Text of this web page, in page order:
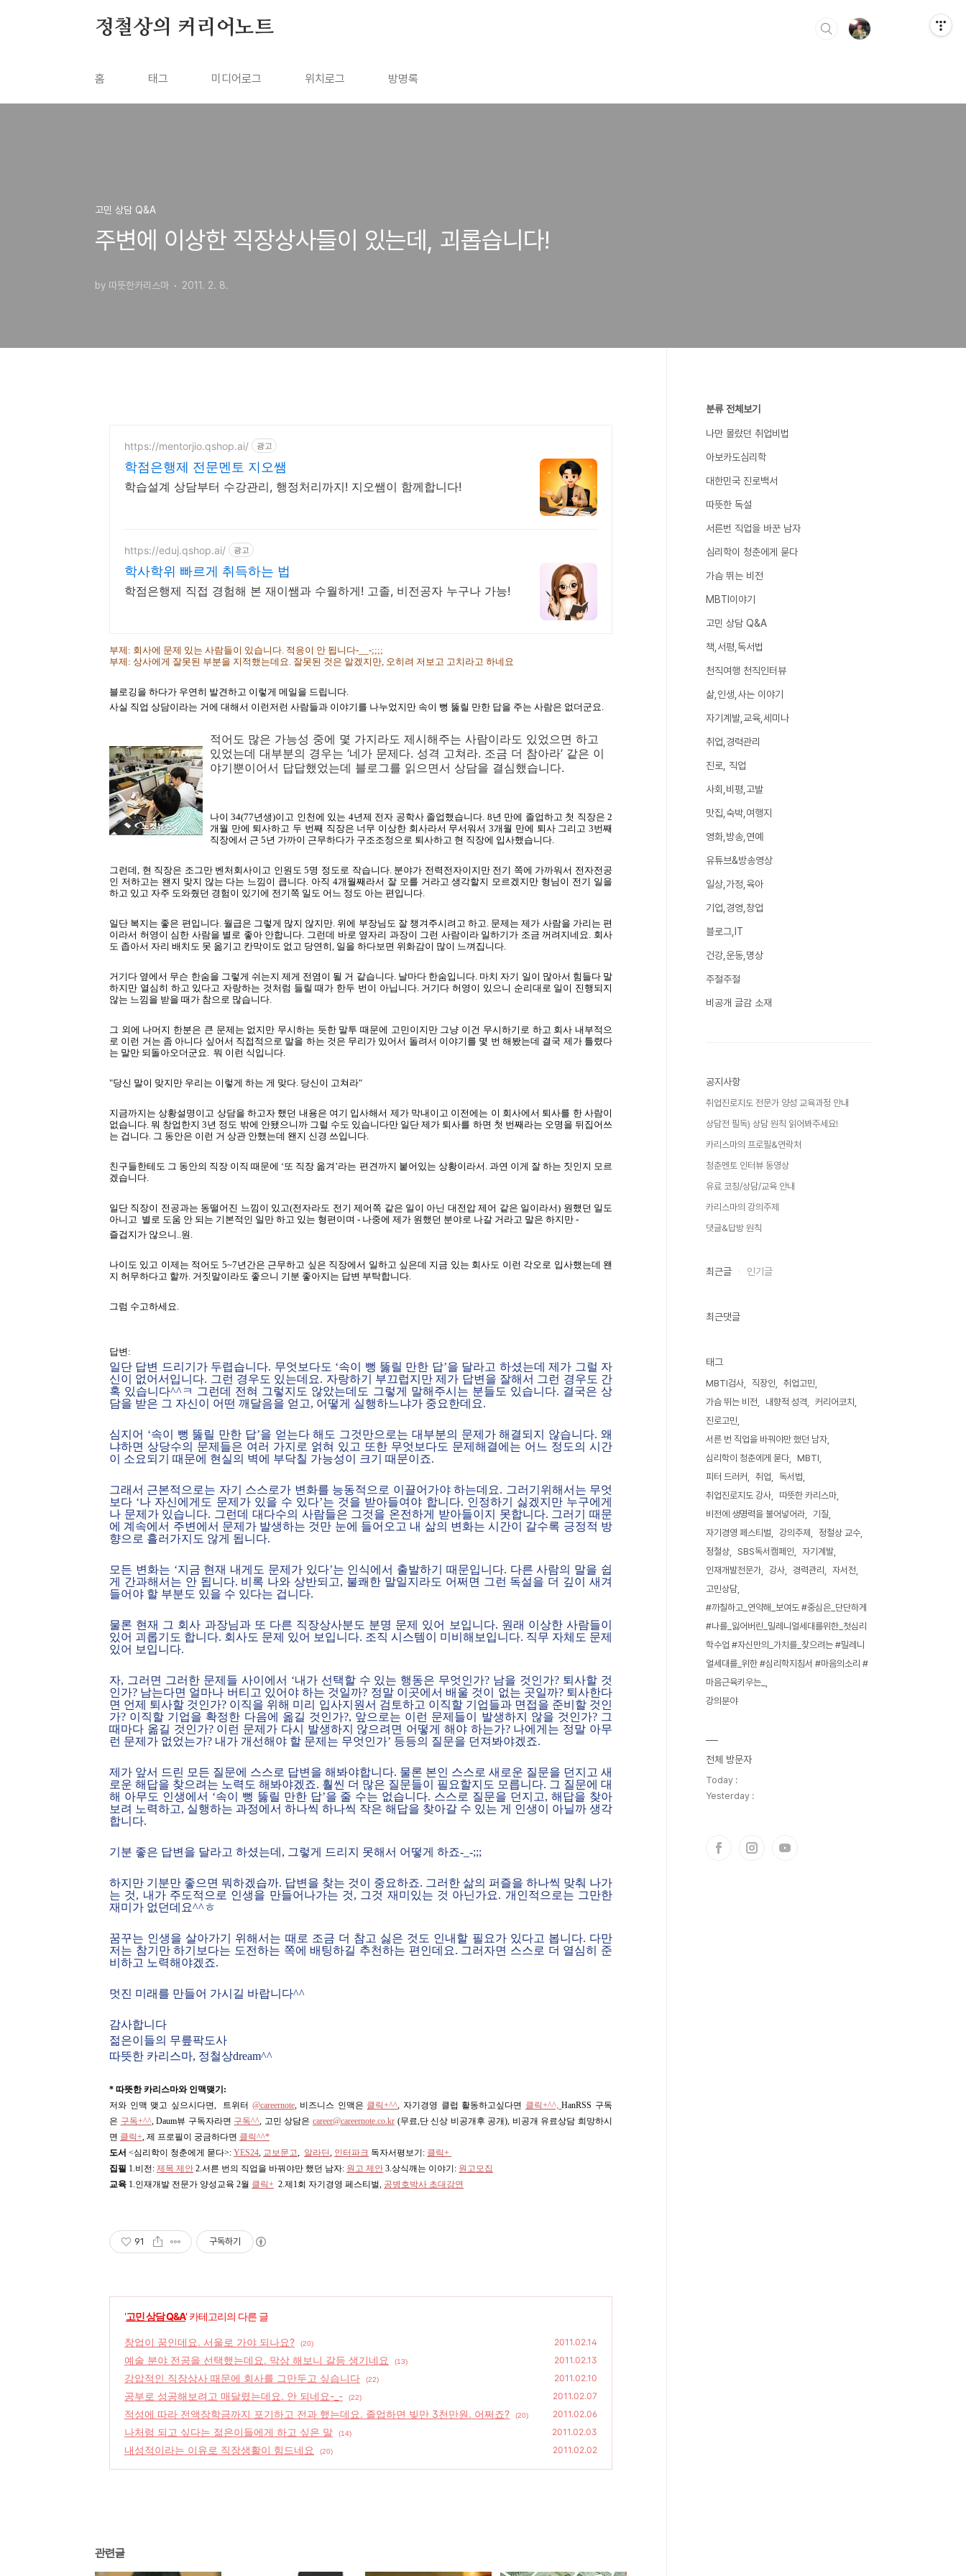
정철상의 커리어노트
홈 태그 미디어로그 위치로그 방명록
고민 상담 Q&A
주변에 이상한 직장상사들이 있는데, 괴롭습니다!
by 따뜻한카리스마 2011. 2. 8.
https://mentorjio.qshop.ai/ 광고
학점은행제 전문멘토 지오쌤
학습설계 상담부터 수강관리, 행정처리까지! 지오쌤이 함께합니다!
https://eduj.qshop.ai/ 광고
학사학위 빠르게 취득하는 법
학점은행제 직접 경험해 본 재이쌤과 수월하게! 고졸, 비전공자 누구나 가능!
부제: 회사에 문제 있는 사람들이 있습니다. 적응이 안 됩니다-__-;;;;
부제: 상사에게 잘못된 부분을 지적했는데요. 잘못된 것은 알겠지만, 오히려 저보고 고치라고 하네요
블로깅을 하다가 우연히 발견하고 이렇게 메일을 드립니다.
사실 직업 상담이라는 거에 대해서 이런저런 사람들과 이야기를 나누었지만 속이 뻥 뚫릴 만한 답을 주는 사람은 없더군요.
적어도 많은 가능성 중에 몇 가지라도 제시해주는 사람이라도 있었으면 하고
있었는데 대부분의 경우는 ‘네가 문제다. 성격 고쳐라. 조금 더 참아라’ 같은 이
야기뿐이어서 답답했었는데 블로그를 읽으면서 상담을 결심했습니다.
나이 34(77년생)이고 인천에 있는 4년제 전자 공학사 졸업했습니다. 8년 만에 졸업하고 첫 직장은 2
개월 만에 퇴사하고 두 번째 직장은 너무 이상한 회사라서 무서워서 3개월 만에 퇴사 그리고 3번째
직장에서 근 5년 가까이 근무하다가 구조조정으로 퇴사하고 현 직장에 입사했습니다.
그런데, 현 직장은 조그만 벤처회사이고 인원도 5명 정도로 작습니다. 분야가 전력전자이지만 전기 쪽에 가까워서 전자전공
인 저하고는 왠지 맞지 않는 다는 느낌이 큽니다. 아직 4개월째라서 잘 모를 거라고 생각할지 모르겠지만 형님이 전기 일을
하고 있고 자주 도와줬던 경험이 있기에 전기쪽 일도 어느 정도 아는 편입니다.
일단 복지는 좋은 편입니다. 월급은 그렇게 많지 않지만. 위에 부장님도 잘 챙겨주시려고 하고. 문제는 제가 사람을 가리는 편
이라서 허영이 심한 사람을 별로 좋아 안합니다. 그런데 바로 옆자리 과장이 그런 사람이라 일하기가 조금 꺼려지네요. 회사
도 좁아서 자리 배치도 못 옮기고 칸막이도 없고 당연히, 일을 하다보면 위화감이 많이 느껴집니다.
거기다 옆에서 무슨 한숨을 그렇게 쉬는지 제게 전염이 될 거 같습니다. 날마다 한숨입니다. 마치 자기 일이 많아서 힘들다 말
하지만 열심히 하고 있다고 자랑하는 것처럼 들릴 때가 한두 번이 아닙니다. 거기다 허영이 있으니 순리대로 일이 진행되지
않는 느낌을 받을 때가 참으로 많습니다.
그 외에 나머지 한분은 큰 문제는 없지만 무시하는 듯한 말투 때문에 고민이지만 그냥 이건 무시하기로 하고 회사 내부적으
로 이런 거는 좀 아니다 싶어서 직접적으로 말을 하는 것은 무리가 있어서 돌려서 이야기를 몇 번 해봤는데 결국 제가 틀렸다
는 말만 되돌아오더군요. 뭐 이런 식입니다.
"당신 말이 맞지만 우리는 이렇게 하는 게 맞다. 당신이 고쳐라"
지금까지는 상황설명이고 상담을 하고자 했던 내용은 여기 입사해서 제가 막내이고 이전에는 이 회사에서 퇴사를 한 사람이
없습니다. 뭐 창업한지 3년 정도 밖에 안됐으니까 그럴 수도 있습니다만 일단 제가 퇴사를 하면 첫 번째라는 오명을 뒤집어쓰
는 겁니다. 그 동안은 이런 거 상관 안했는데 왠지 신경 쓰입니다.
친구들한테도 그 동안의 직장 이직 때문에 ‘또 직장 옮겨’라는 편견까지 붙어있는 상황이라서. 과연 이게 잘 하는 짓인지 모르
겠습니다.
일단 직장이 전공과는 동떨어진 느낌이 있고(전자라도 전기 제어쪽 같은 일이 아닌 대전압 제어 같은 일이라서) 원했던 일도
아니고 별로 도움 안 되는 기본적인 일만 하고 있는 형편이며 - 나중에 제가 원했던 분야로 나갈 거라고 말은 하지만 -
즐겁지가 않으니..원.
나이도 있고 이제는 적어도 5~7년간은 근무하고 싶은 직장에서 일하고 싶은데 지금 있는 회사도 이런 각오로 입사했는데 왠
지 허무하다고 할까. 거짓말이라도 좋으니 기분 좋아지는 답변 부탁합니다.
그럼 수고하세요.
답변:
일단 답변 드리기가 두렵습니다. 무엇보다도 ‘속이 뻥 뚫릴 만한 답’을 달라고 하셨는데 제가 그럴 자
신이 없어서입니다. 그런 경우도 있는데요. 자랑하기 부끄럽지만 제가 답변을 잘해서 그런 경우도 간
혹 있습니다^^ㅋ 그런데 전혀 그렇지도 않았는데도 그렇게 말해주시는 분들도 있습니다. 결국은 상
담을 받은 그 자신이 어떤 깨달음을 얻고, 어떻게 실행하느냐가 중요한데요.
심지어 ‘속이 뻥 뚫릴 만한 답’을 얻는다 해도 그것만으로는 대부분의 문제가 해결되지 않습니다. 왜
냐하면 상당수의 문제들은 여러 가지로 얽혀 있고 또한 무엇보다도 문제해결에는 어느 정도의 시간
이 소요되기 때문에 현실의 벽에 부닥칠 가능성이 크기 때문이죠.
그래서 근본적으로는 자기 스스로가 변화를 능동적으로 이끌어가야 하는데요. 그러기위해서는 무엇
보다 ‘나 자신에게도 문제가 있을 수 있다’는 것을 받아들여야 합니다. 인정하기 싫겠지만 누구에게
나 문제가 있습니다. 그런데 대다수의 사람들은 그것을 온전하게 받아들이지 못합니다. 그러기 때문
에 계속에서 주변에서 문제가 발생하는 것만 눈에 들어오고 내 삶의 변화는 시간이 갈수록 긍정적 방
향으로 흘러가지도 않게 됩니다.
모든 변화는 ‘지금 현재 내게도 문제가 있다’는 인식에서 출발하기 때문입니다. 다른 사람의 말을 쉽
게 간과해서는 안 됩니다. 비록 나와 상반되고, 불쾌한 말일지라도 어쩌면 그런 독설을 더 깊이 새겨
들어야 할 부분도 있을 수 있다는 겁니다.
물론 현재 그 회사 과장님과 또 다른 직장상사분도 분명 문제 있어 보입니다. 원래 이상한 사람들이
있어 괴롭기도 합니다. 회사도 문제 있어 보입니다. 조직 시스템이 미비해보입니다. 직무 자체도 문제
있어 보입니다.
자, 그러면 그러한 문제들 사이에서 ‘내가 선택할 수 있는 행동은 무엇인가? 남을 것인가? 퇴사할 것
인가? 남는다면 얼마나 버티고 있어야 하는 것일까? 정말 이곳에서 배울 것이 없는 곳일까? 퇴사한다
면 언제 퇴사할 것인가? 이직을 위해 미리 입사지원서 검토하고 이직할 기업들과 면접을 준비할 것인
가? 이직할 기업을 확정한 다음에 옮길 것인가?, 앞으로는 이런 문제들이 발생하지 않을 것인가? 그
때마다 옮길 것인가? 이런 문제가 다시 발생하지 않으려면 어떻게 해야 하는가? 나에게는 정말 아무
런 문제가 없었는가? 내가 개선해야 할 문제는 무엇인가’ 등등의 질문을 던져봐야겠죠.
제가 앞서 드린 모든 질문에 스스로 답변을 해봐야합니다. 물론 본인 스스로 새로운 질문을 던지고 새
로운 해답을 찾으려는 노력도 해봐야겠죠. 훨씬 더 많은 질문들이 필요할지도 모릅니다. 그 질문에 대
해 아무도 인생에서 ‘속이 뻥 뚫릴 만한 답’을 줄 수는 없습니다. 스스로 질문을 던지고, 해답을 찾아
보려 노력하고, 실행하는 과정에서 하나씩 하나씩 작은 해답을 찾아갈 수 있는 게 인생이 아닐까 생각
합니다.
기분 좋은 답변을 달라고 하셨는데, 그렇게 드리지 못해서 어떻게 하죠-_-;;;
하지만 기분만 좋으면 뭐하겠습까. 답변을 찾는 것이 중요하죠. 그러한 삶의 퍼즐을 하나씩 맞춰 나가
는 것, 내가 주도적으로 인생을 만들어나가는 것, 그것 재미있는 것 아닌가요. 개인적으로는 그만한
재미가 없던데요^^ㅎ
꿈꾸는 인생을 살아가기 위해서는 때로 조금 더 참고 싫은 것도 인내할 필요가 있다고 봅니다. 다만
저는 참기만 하기보다는 도전하는 쪽에 배팅하길 추천하는 편인데요. 그러자면 스스로 더 열심히 준
비하고 노력해야겠죠.
멋진 미래를 만들어 가시길 바랍니다^^
감사합니다
젊은이들의 무릎팍도사
따뜻한 카리스마, 정철상dream^^
* 따뜻한 카리스마와 인맥맺기:
저와 인맥 맺고 싶으시다면, 트위터 @careernote, 비즈니스 인맥은 클릭+^^, 자기경영 클럽 활동하고싶다면 클릭+^^,HanRSS 구독
은 구독+^^, Daum뷰 구독자라면 구독^^, 고민 상담은career@careernote.co.kr (무료,단 신상 비공개후 공개), 비공개 유료상담 희망하시
면 클릭+, 제 프로필이 궁금하다면 클릭^^*
도서 <심리학이 청춘에게 묻다>: YES24, 교보문고, 알라딘, 인터파크 독자서평보기: 클릭+
집필 1.비전: 제목 제안 2.서른 번의 직업을 바꿔야만 했던 남자: 원고 제안 3.상식깨는 이야기: 원고모집
교육 1.인재개발 전문가 양성교육 2월 클릭+ 2.제1회 자기경영 페스티벌, 공병호박사 초대강연
91 구독하기
'고민 상담 Q&A' 카테고리의 다른 글
창업이 꿈인데요. 서울로 가야 되나요? (20) 2011.02.14
예술 분야 전공을 선택했는데요. 막상 해보니 갈등 생기네요 (13) 2011.02.13
강압적인 직장상사 때문에 회사를 그만두고 싶습니다 (22) 2011.02.10
공부로 성공해보려고 매달렸는데요. 안 되네요-_- (22) 2011.02.07
적성에 따라 전액장학금까지 포기하고 전과 했는데요. 졸업하면 빚만 3천만원. 어쩌죠? (20) 2011.02.06
나처럼 되고 싶다는 젊은이들에게 하고 싶은 말 (14) 2011.02.03
내성적이라는 이유로 직장생활이 힘드네요 (20) 2011.02.02
관련글
분류 전체보기
나만 몰랐던 취업비법
아보카도심리학
대한민국 진로백서
따뜻한 독설
서른번 직업을 바꾼 남자
심리학이 청춘에게 묻다
가슴 뛰는 비전
MBTI이야기
고민 상담 Q&A
책,서평,독서법
천직여행 천직인터뷰
삶,인생,사는 이야기
자기계발,교육,세미나
취업,경력관리
진로, 직업
사회,비평,고발
맛집,숙박,여행지
영화,방송,연예
유튜브&방송영상
일상,가정,육아
기업,경영,창업
블로그,IT
건강,운동,명상
주절주절
비공개 글감 소재
공지사항
취업진로지도 전문가 양성 교육과정 안내
상담전 필독) 상담 원칙 읽어봐주세요!
카리스마의 프로필&연락처
청춘멘토 인터뷰 동영상
유료 코칭/상담/교육 안내
카리스마의 강의주제
댓글&답방 원칙
최근글 인기글
최근댓글
태그
MBTI검사 직장인
취업고민
가슴 뛰는 비전
내향적 성격
커리어코치
진로고민
서른 번 직업을 바꿔야만 했던 남자
심리학이 청춘에게 묻다
MBTI
피터 드러커
취업
독서법
취업진로지도 강사
따뜻한 카리스마
비전에 생명력을 불어넣어라
기질
자기경영 페스티벌
강의주제
정철상 교수
정철상
SBS독서캠페인
자기계발
인재개발전문가
강사 경력관리
자서전
고민상담
#까칠하고_연약해_보여도 #중심은_단단하게
#나를_잃어버린_밀레니얼세대를위한_첫심리
학수업 #자신만의_가치를_찾으려는 #밀레니
얼세대를_위한 #심리학지침서 #마음의소리 #
마음근육키우는_
강의분야
전체 방문자
Today :
Yesterday :